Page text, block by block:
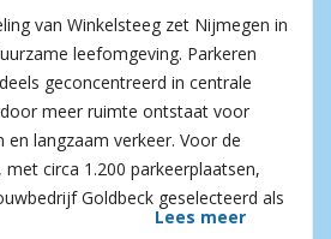
van Winkelsteeg zet Nijmegen in
leefomgeving. Parkeren
geconcentreerd in centrale
meer ruimte ontstaat voor
langzaam verkeer. Voor de
circa 1.200 parkeerplaatsen,
Goldbeck geselecteerd als
Lees meer